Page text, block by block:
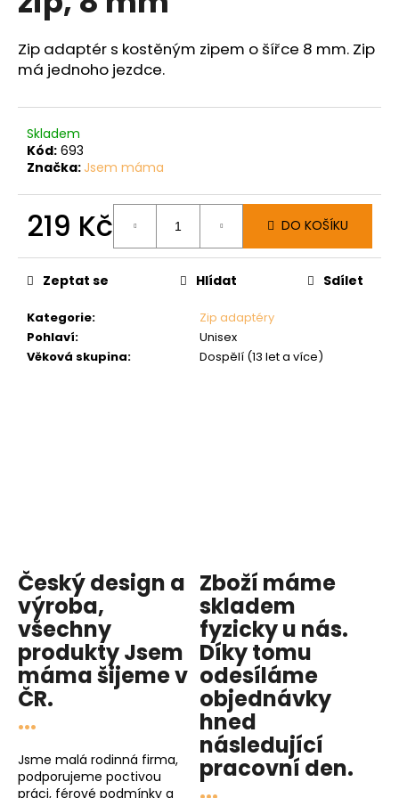
z
hvězdiček.
Zip adaptér s kostěným zipem o šířce 8 mm. Zip
má jednoho jezdce.
Skladem
Kód: 693
Značka: Jsem máma
219 Kč
cena:
DO KOŠÍKU
Kategorie:
Zip adaptéry
Pohlaví:
Unisex
Věková skupina: Dospělí (13 let a více)
Zeptat se Hlídat Sdílet
Český design a
výroba,
všechny
produktyJsem
mámašijeme v
ČR.
...
Jsme malá rodinná firma,
podporujeme poctivou
práci, férové podmínky a
Zboží máme
skladem
fyzicky u nás.
Díky tomu
odesíláme
objednávky
hned
následující
pracovní den.
...
j
e
m
e